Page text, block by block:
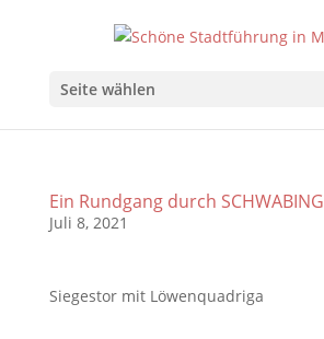
Seite wählen
Ein Rundgang durch SCHWABING
Juli 8, 2021
Siegestor mit Löwenquadriga